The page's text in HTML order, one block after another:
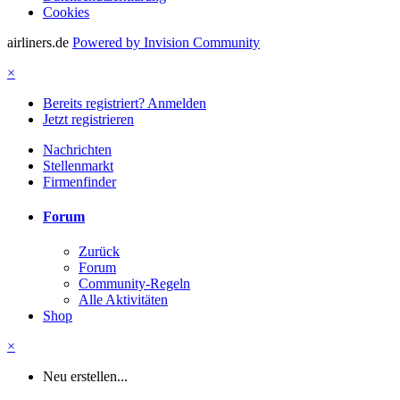
Cookies
airliners.de Powered by Invision Community
×
Bereits registriert? Anmelden
Jetzt registrieren
Nachrichten
Stellenmarkt
Firmenfinder
Forum
Zurück
Forum
Community-Regeln
Alle Aktivitäten
Shop
×
Neu erstellen...